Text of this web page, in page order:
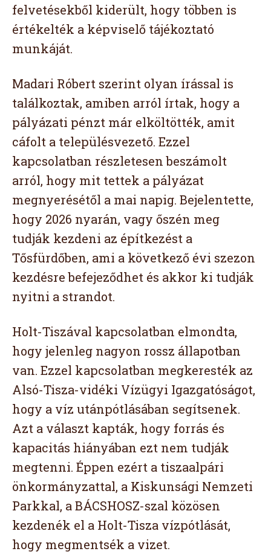
felvetésekből kiderült, hogy többen is
értékelték a képviselő tájékoztató
munkáját.
Madari Róbert szerint olyan írással is
találkoztak, amiben arról írtak, hogy a
pályázati pénzt már elköltötték, amit
cáfolt a településvezető. Ezzel
kapcsolatban részletesen beszámolt
arról, hogy mit tettek a pályázat
megnyerésétől a mai napig. Bejelentette,
hogy 2026 nyarán, vagy őszén meg
tudják kezdeni az építkezést a
Tősfürdőben, ami a következő évi szezon
kezdésre befejeződhet és akkor ki tudják
nyitni a strandot.
Holt-Tiszával kapcsolatban elmondta,
hogy jelenleg nagyon rossz állapotban
van. Ezzel kapcsolatban megkeresték az
Alsó-Tisza-vidéki Vízügyi Igazgatóságot,
hogy a víz utánpótlásában segítsenek.
Azt a választ kapták, hogy forrás és
kapacitás hiányában ezt nem tudják
megtenni. Éppen ezért a tiszaalpári
önkormányzattal, a Kiskunsági Nemzeti
Parkkal, a BÁCSHOSZ-szal közösen
kezdenék el a Holt-Tisza vízpótlását,
hogy megmentsék a vizet.